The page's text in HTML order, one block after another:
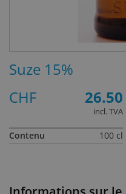
Suze 15%
CHF
26.50
incl. TVA
Contenu 100 cl